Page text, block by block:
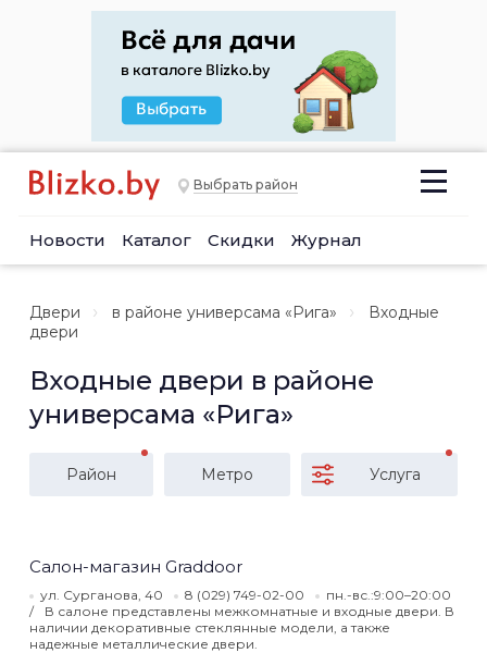
Выбрать район
Новости Каталог Скидки Журнал
Двери в районе универсама «Рига»
Входные
двери
Входные двери в районе
универсама «Рига»
Район Метро Услуга
Салон-магазин Graddoor
ул. Сурганова, 40 8 (029) 749-02-00
пн.-вс.:9:00–20:00
В салоне представлены межкомнатные и входные двери. В
наличии декоративные стеклянные модели, а также
надежные металлические двери.